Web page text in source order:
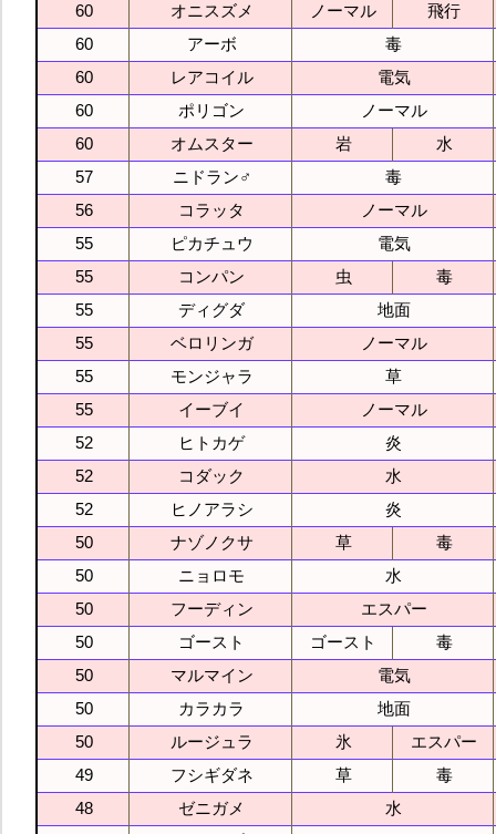
60
オニスズメ ノーマル
飛行
60
アーボ
毒
60
レアコイル
電気
60
ポリゴン
ノーマル
60
オムスター 岩
水
57
ニドラン♂
毒
56
コラッタ
ノーマル
55
ピカチュウ
電気
55
コンパン 虫
毒
55
ディグダ
地面
55
ベロリンガ
ノーマル
55
モンジャラ
草
55
イーブイ
ノーマル
52
ヒトカゲ
炎
52
コダック
水
52
ヒノアラシ
炎
50
ナゾノクサ 草
毒
50
ニョロモ
水
50
フーディン
エスパー
50
ゴースト ゴースト
毒
50
マルマイン
電気
50
カラカラ
地面
50
ルージュラ 氷
エスパー
49
フシギダネ 草
毒
48
ゼニガメ
水